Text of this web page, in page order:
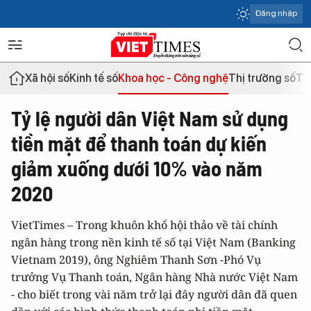
Đăng nhập
Xã hội sốKinh tế sốKhoa học - Công nghệThị trường số
Tỷ lệ người dân Việt Nam sử dụng
tiền mặt để thanh toán dự kiến
giảm xuống dưới 10% vào năm
2020
VietTimes – Trong khuôn khổ hội thảo về tài chính
ngân hàng trong nền kinh tế số tại Việt Nam (Banking
Vietnam 2019), ông Nghiêm Thanh Sơn -Phó Vụ
trưởng Vụ Thanh toán, Ngân hàng Nhà nước Việt Nam
- cho biết trong vài năm trở lại đây người dân đã quen